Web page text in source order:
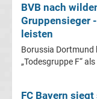
Champions
League
BVB nach
Gruppensieger
leisten
Borussia Dortmund
„Todesgruppe F“
FC Bayern